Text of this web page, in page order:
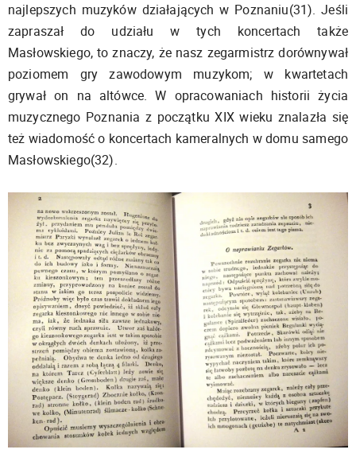
najlepszych muzyków działających w Poznaniu(31). Jeśli
zapraszał do udziału w tych koncertach także
Masłowskiego, to znaczy, że nasz zegarmistrz dorównywał
poziomem gry zawodowym muzykom; w kwartetach
grywał on na altówce. W opracowaniach historii życia
muzycznego Poznania z początku XIX wieku znalazła się
też wiadomość o koncertach kameralnych w domu samego
Masłowskiego(32).